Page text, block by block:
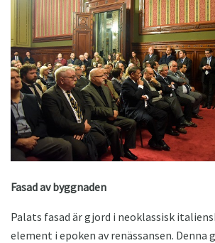
Fasad av byggnaden
Palats fasad är gjord i neoklassisk
element i epoken av renässansen. Denna